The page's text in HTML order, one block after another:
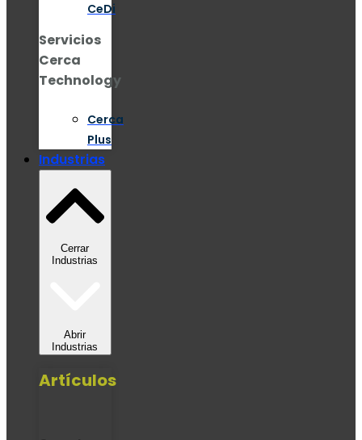
CeDi
Servicios
Cerca
Technology
Cerca
Plus
Industrias
Cerrar
Industrias
Abrir
Industrias
Artículos